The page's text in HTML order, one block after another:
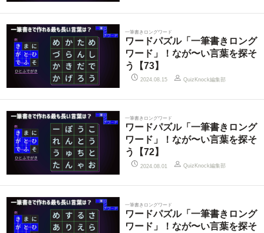
一筆書きロングワード
ワードパズル「一筆書きロング
ワード」！なが〜い言葉を探そ
う【73】
2024.08.15 QuizKnock編集部
一筆書きロングワード
ワードパズル「一筆書きロング
ワード」！なが〜い言葉を探そ
う【72】
2024.08.01 QuizKnock編集部
一筆書きロングワード
ワードパズル「一筆書きロング
ワード」！なが〜い言葉を探そ